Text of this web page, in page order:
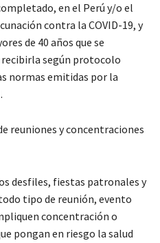
en el Perú y/o el
contra la COVID-19, y
de 40 años que se
según protocolo
normas emitidas por la
reuniones y concentraciones
desfiles, fiestas patronales y
tipo de reunión, evento
concentración o
pongan en riesgo la salud